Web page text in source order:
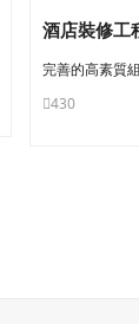
酒店裝修工
430